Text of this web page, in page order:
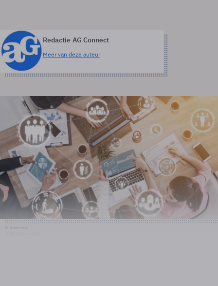
Redactie AG Connect
Meer van deze auteur